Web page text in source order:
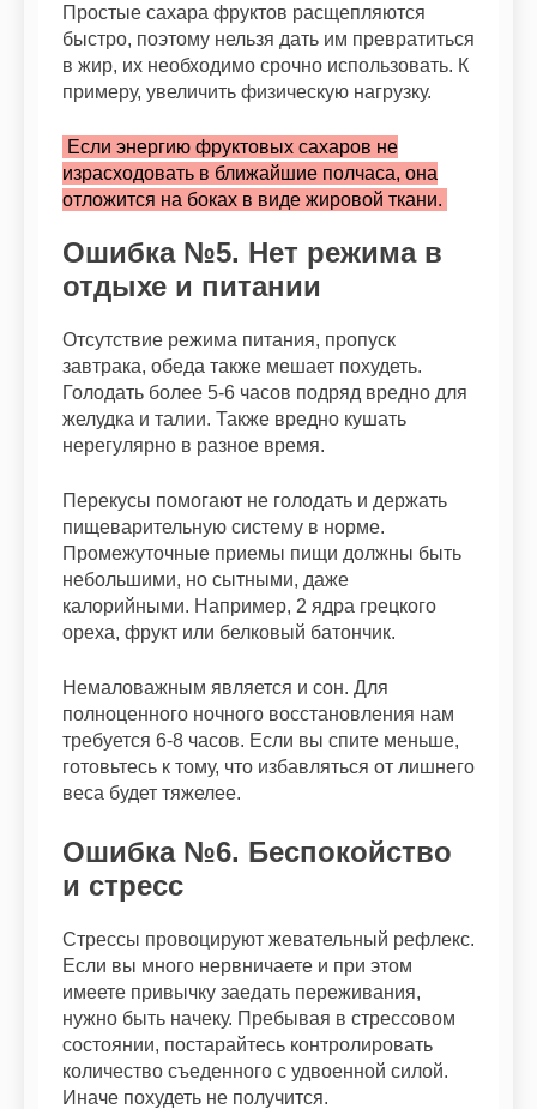
Простые сахара фруктов расщепляются
быстро, поэтому нельзя дать им превратиться
в жир, их необходимо срочно использовать. К
примеру, увеличить физическую нагрузку.
Если энергию фруктовых сахаров не
израсходовать в ближайшие полчаса, она
отложится на боках в виде жировой ткани.
Ошибка №5. Нет режима в
отдыхе и питании
Отсутствие режима питания, пропуск
завтрака, обеда также мешает похудеть.
Голодать более 5-6 часов подряд вредно для
желудка и талии. Также вредно кушать
нерегулярно в разное время.
Перекусы помогают не голодать и держать
пищеварительную систему в норме.
Промежуточные приемы пищи должны быть
небольшими, но сытными, даже
калорийными. Например, 2 ядра грецкого
ореха, фрукт или белковый батончик.
Немаловажным является и сон. Для
полноценного ночного восстановления нам
требуется 6-8 часов. Если вы спите меньше,
готовьтесь к тому, что избавляться от лишнего
веса будет тяжелее.
Ошибка №6. Беспокойство
и стресс
Стрессы провоцируют жевательный рефлекс.
Если вы много нервничаете и при этом
имеете привычку заедать переживания,
нужно быть начеку. Пребывая в стрессовом
состоянии, постарайтесь контролировать
количество съеденного с удвоенной силой.
Иначе похудеть не получится.